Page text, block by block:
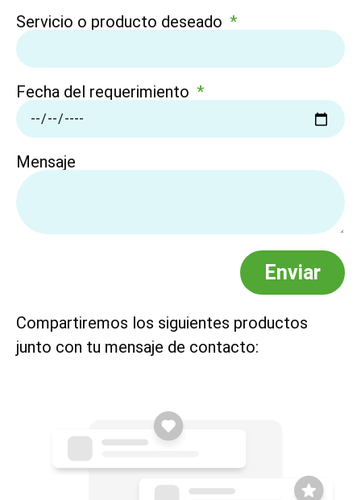
Servicio o producto deseado
Fecha del requerimiento
Mensaje
Enviar
Compartiremos los siguientes productos
junto con tu mensaje de contacto: